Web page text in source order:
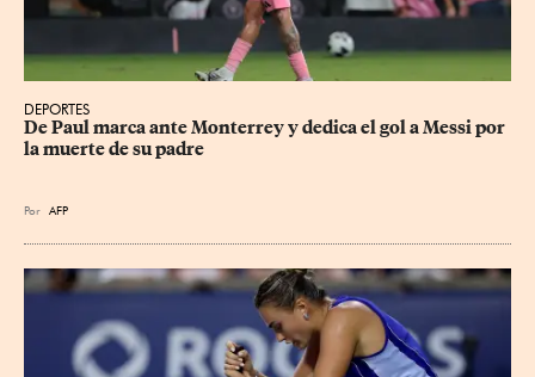
DEPORTES
De Paul marca ante Monterrey y dedica el gol a Messi por
la muerte de su padre
Por AFP